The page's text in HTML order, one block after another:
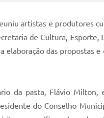
artistas e produtores
de Cultura,
elaboração das
da pasta, Flávio
do Conselho